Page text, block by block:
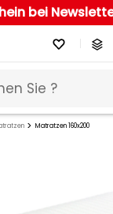
bei
Matratzen 160x200